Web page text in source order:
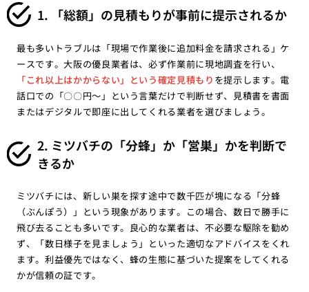
1. 「総額」の見積もりが事前に提示されるか
最も多いトラブルは「現場で作業後に追加料金を請求される」ケ
ースです。大阪の優良業者は、必ず作業前に現地調査を行い、
「これ以上はかからない」という確定見積もり を提示します。電
話口での「〇〇円〜」という言葉だけで判断せず、見積書を書面
またはデジタルで即座に出してくれる業者を選びましょう。
2. ミツバチの「分蜂」か「営巣」かを判断で
きるか
ミツバチには、新しい巣を探す途中で数千匹が塊になる「分蜂
（ぶんぽう）」という現象があります。この場合、数日で勝手に
飛び去ることも多いです。良心的な業者は、不必要な駆除を勧め
ず、「数日様子を見ましょう」といった適切なアドバイスをくれ
ます。利益優先ではなく、蜂の生態に基づいた提案をしてくれる
かが信頼の証です。